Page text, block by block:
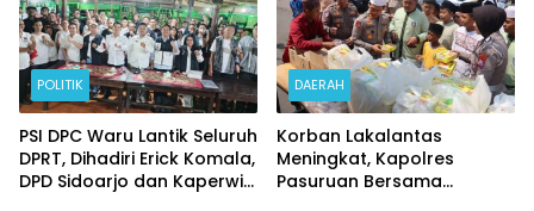
POLITIK
PSI DPC Waru Lantik Seluruh
DPRT, Dihadiri Erick Komala,
DPD Sidoarjo dan Kaperwil
DAERAH
Korban Lakalantas
Meningkat, Kapolres
Pasuruan Bersama